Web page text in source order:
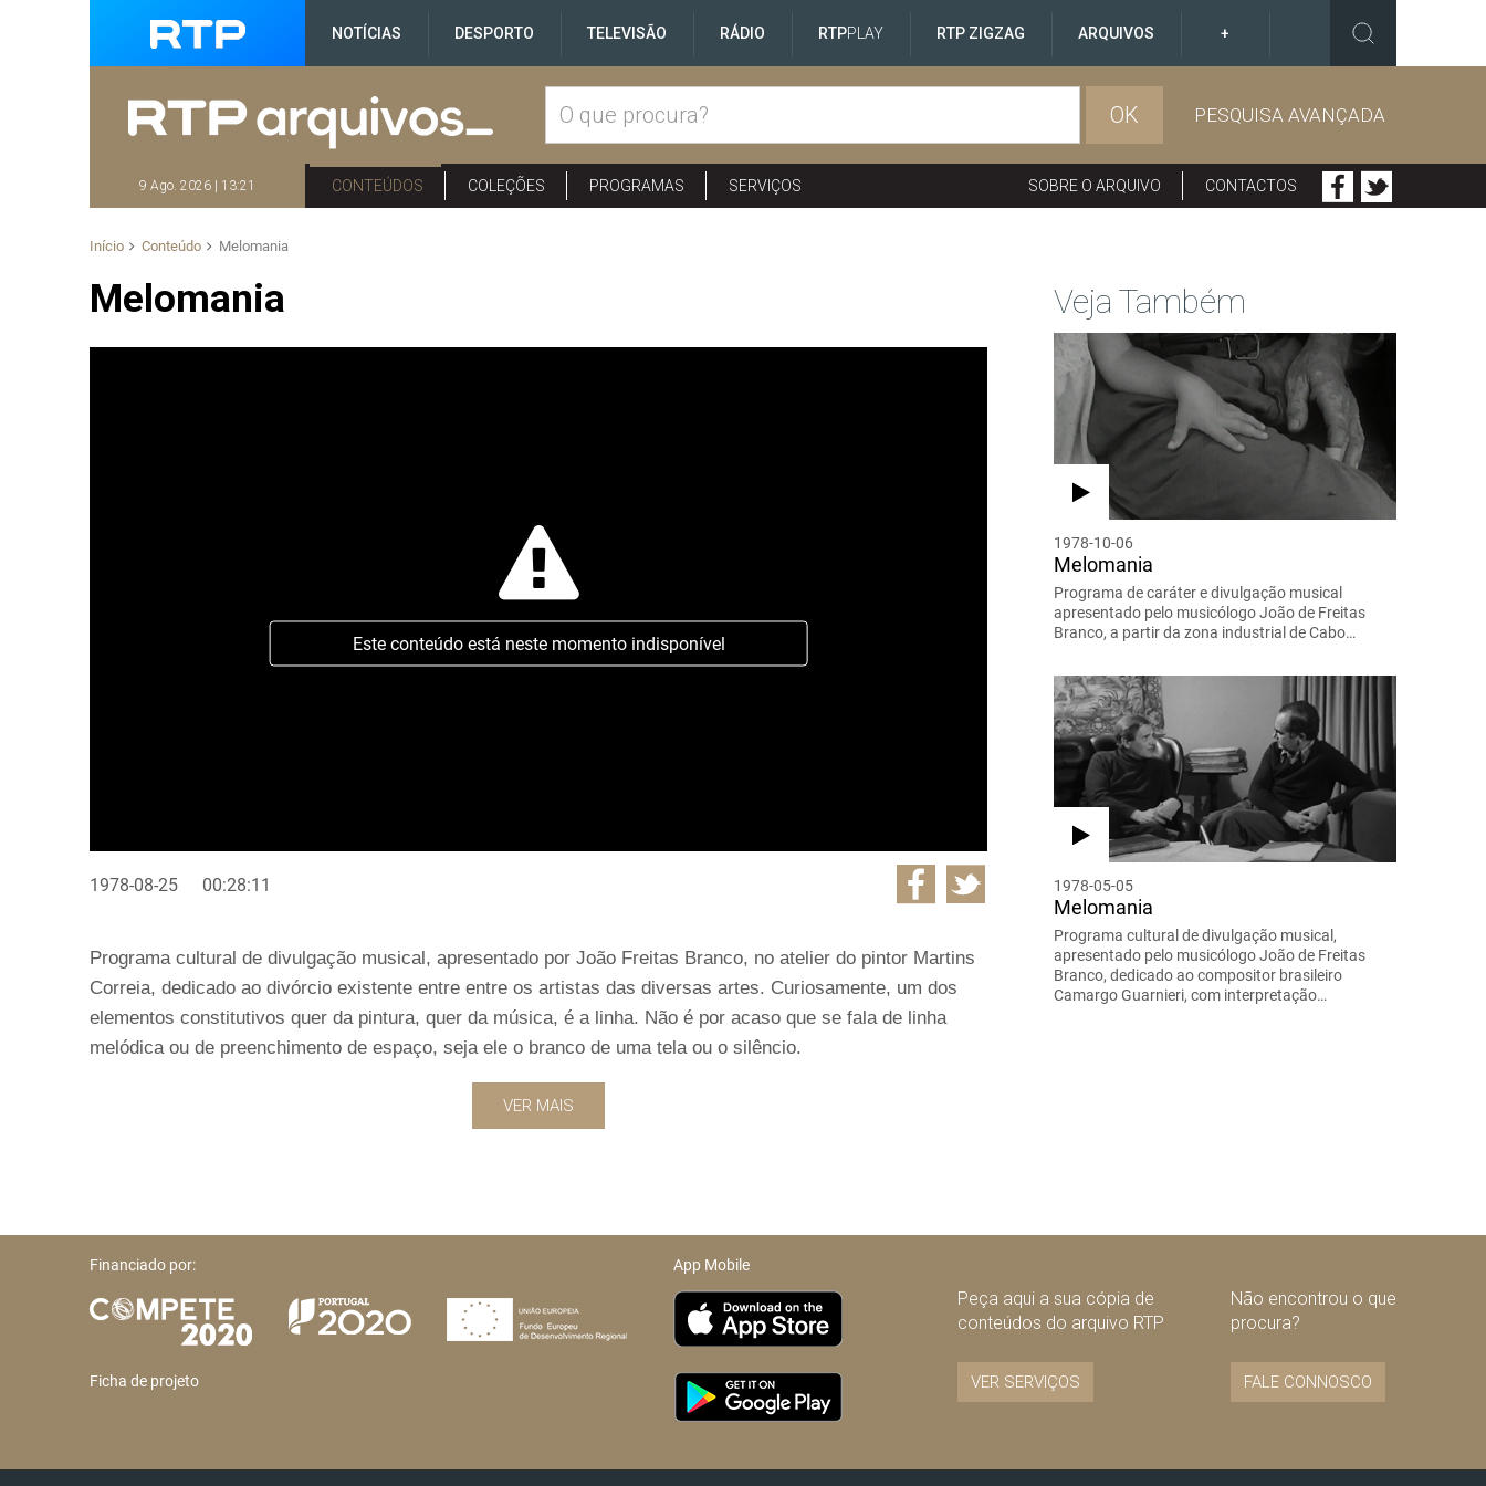
NOTÍCIAS DESPORTO TELEVISÃO RÁDIO RTPPLAY RTP ZIGZAG ARQUIVOS +
OK PESQUISA AVANÇADA
9 Ago. 2026 | 13:21 CONTEÚDOS COLEÇÕES PROGRAMAS SERVIÇOS SOBRE O ARQUIVO CONTACTOS
Início Conteúdo Melomania
Melomania
Este conteúdo está neste momento indisponível
1978-08-25 00:28:11
Programa cultural de divulgação musical, apresentado por João Freitas Branco, no atelier do pintor Martins
Correia, dedicado ao divórcio existente entre entre os artistas das diversas artes. Curiosamente, um dos
elementos constitutivos quer da pintura, quer da música, é a linha. Não é por acaso que se fala de linha
melódica ou de preenchimento de espaço, seja ele o branco de uma tela ou o silêncio.
VER MAIS
Veja Também
1978-10-06
Melomania
Programa de caráter e divulgação musical
apresentado pelo musicólogo João de Freitas
Branco, a partir da zona industrial de Cabo…
1978-05-05
Melomania
Programa cultural de divulgação musical,
apresentado pelo musicólogo João de Freitas
Branco, dedicado ao compositor brasileiro
Camargo Guarnieri, com interpretação…
Financiado por:
Ficha de projeto
App Mobile
Peça aqui a sua cópia de
conteúdos do arquivo RTP
VER SERVIÇOS
Não encontrou o que
procura?
FALE CONNOSCO